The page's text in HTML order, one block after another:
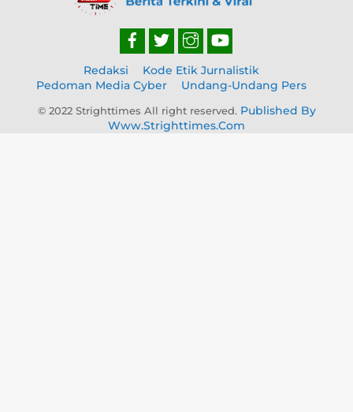
Redaksi
Kode Etik Jurnalistik
Pedoman Media Cyber
Undang-Undang Pers
© 2022 Strighttimes All right reserved. Published By
Www.strighttimes.com